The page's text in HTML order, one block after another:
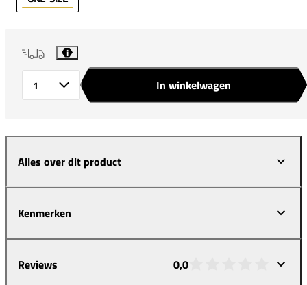
i
In winkelwagen
Alles over dit product
Kenmerken
Reviews 0,0